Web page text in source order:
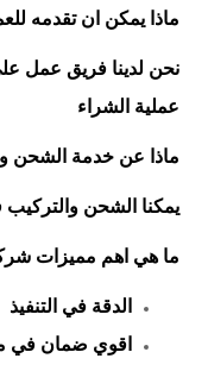
ماذا يمكن ان تقدمه
نحن لدينا فريق عمل
عملية الشراء
ماذا عن خدمة الشحن
يمكنا الشحن
ما هي اهم مميزات
الدقة في التنفيذ
اقوي ضمان في